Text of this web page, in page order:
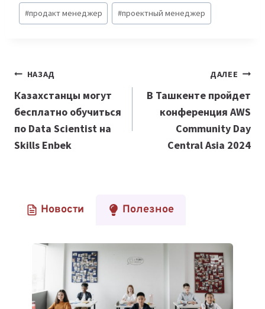
#продакт менеджер #проектный менеджер
Навигация
по
записям
НАЗАД
Казахстанцы могут
бесплатно обучиться
по Data Scientist на
Skills Enbek
ДАЛЕЕ
В Ташкенте пройдет
конференция AWS
Community Day
Central Asia 2024
Новости Полезное